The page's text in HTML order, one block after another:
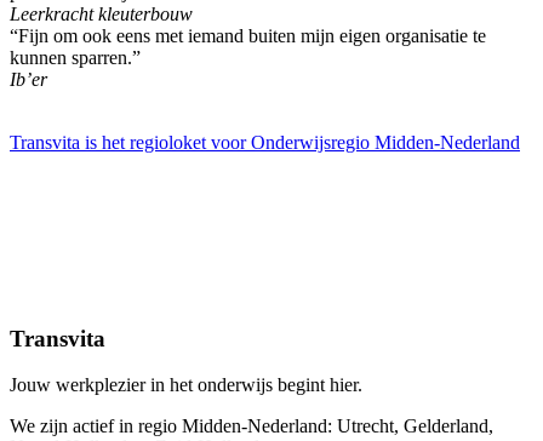
Leerkracht kleuterbouw
“Fijn om ook eens met iemand buiten mijn eigen organisatie te
kunnen sparren.”
Ib’er
Transvita is het regioloket voor Onderwijsregio Midden-Nederland
Transvita
Jouw werkplezier in het onderwijs begint hier.
We zijn actief in regio Midden-Nederland: Utrecht, Gelderland,